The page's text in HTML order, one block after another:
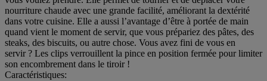
nourriture chaude avec une grande facilité, améliorant la dextérité
dans votre cuisine. Elle a aussi l’avantage d’être à portée de main
quand vient le moment de servir, que vous prépariez des pâtes, des
steaks, des biscuits, ou autre chose. Vous avez fini de vous en
servir ? Les clips verrouillent la pince en position fermée pour limiter
son encombrement dans le tiroir !
Caractéristiques: